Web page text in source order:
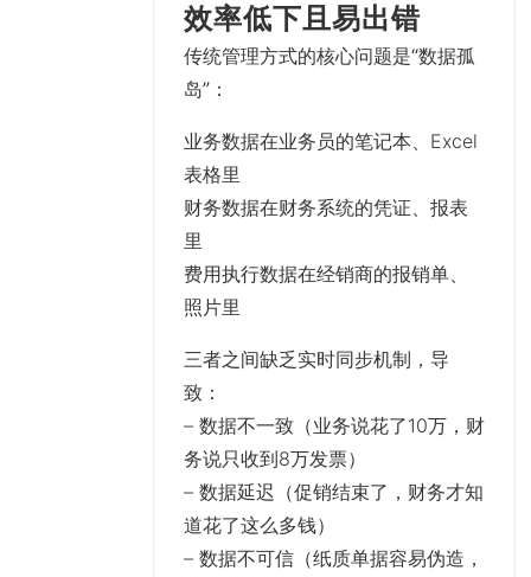
效率低下且易出错
传统管理方式的核心问题是“数据孤
岛” ：
业务数据在业务员的笔记本、Excel
表格里
财务数据在财务系统的凭证、报表
里
费用执行数据在经销商的报销单、
照片里
三者之间缺乏实时同步机制，导
致：
– 数据不一致（业务说花了10万，财
务说只收到8万发票）
– 数据延迟（促销结束了，财务才知
道花了这么多钱）
– 数据不可信（纸质单据容易伪造，